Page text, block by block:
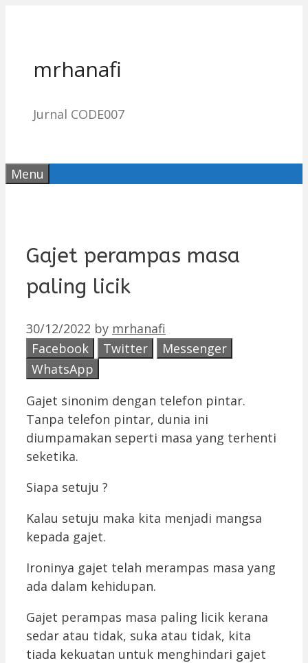
mrhanafi
Jurnal CODE007
Menu
Gajet perampas masa
paling licik
30/12/2022 by mrhanafi
Facebook
Twitter
Messenger
WhatsApp
Gajet sinonim dengan telefon pintar.
Tanpa telefon pintar, dunia ini
diumpamakan seperti masa yang terhenti
seketika.
Siapa setuju ?
Kalau setuju maka kita menjadi mangsa
kepada gajet.
Ironinya gajet telah merampas masa yang
ada dalam kehidupan.
Gajet perampas masa paling licik kerana
sedar atau tidak, suka atau tidak, kita
tiada kekuatan untuk menghindari gajet